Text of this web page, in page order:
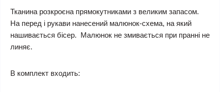
Тканина розкроєна прямокутниками з великим запасом.
На перед і рукави нанесений малюнок-схема, на який
нашивається бісер. Малюнок не змивається при пранні не
линяє.
В комплект входить: